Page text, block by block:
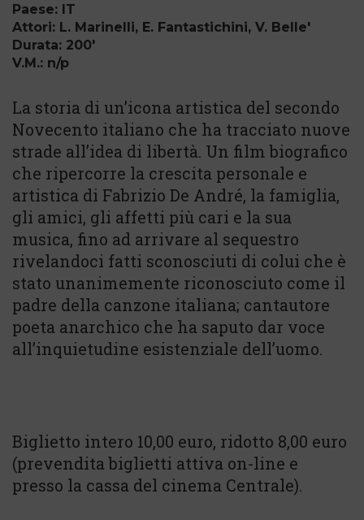
Paese: IT
Attori: L. Marinelli, E. Fantastichini, V. Belle'
Durata: 200'
V.M.: n/p
La storia di un’icona artistica del secondo
Novecento italiano che ha tracciato nuove
strade all’idea di libertà. Un film biografico
che ripercorre la crescita personale e
artistica di Fabrizio De André, la famiglia,
gli amici, gli affetti più cari e la sua
musica, fino ad arrivare al sequestro
rivelandoci fatti sconosciuti di colui che è
stato unanimemente riconosciuto come il
padre della canzone italiana; cantautore
poeta anarchico che ha saputo dar voce
all’inquietudine esistenziale dell’uomo.
Biglietto intero 10,00 euro, ridotto 8,00 euro
(prevendita biglietti attiva on-line e
presso la cassa del cinema Centrale).